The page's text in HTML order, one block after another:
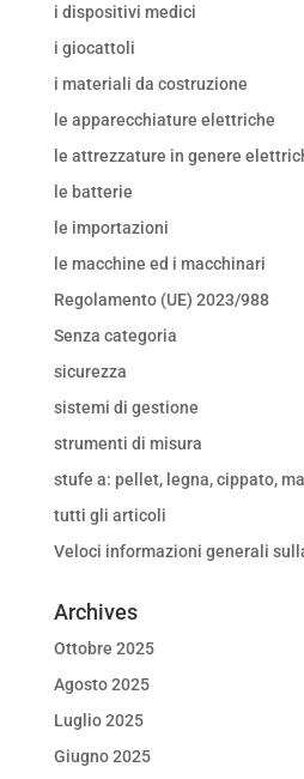
i dispositivi medici
i giocattoli
i materiali da costruzione
le apparecchiature elettriche
le attrezzature in genere
le batterie
le importazioni
le macchine ed i macchinari
Regolamento (UE) 2023/988
Senza categoria
sicurezza
sistemi di gestione
strumenti di misura
stufe a: pellet, legna, cippato,
tutti gli articoli
Veloci informazioni generali
Archives
Ottobre 2025
Agosto 2025
Luglio 2025
Giugno 2025